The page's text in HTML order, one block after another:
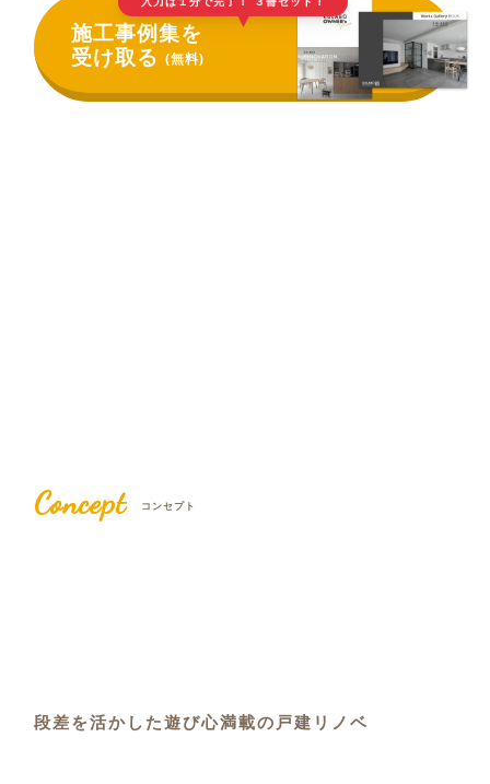
▲
施工事例集を
受け取る(無料)
Concept コンセプト
段差を活かした遊び心満載の戸建リノベ